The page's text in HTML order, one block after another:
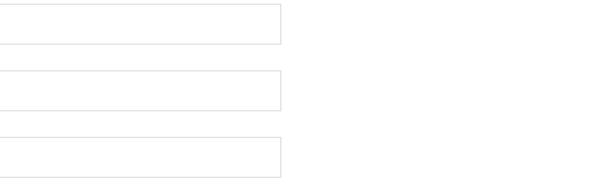
electrónico:*
web: